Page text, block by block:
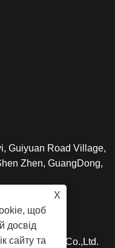
X
щоб
досвід
сайту та
Guiyuan Road Village,
Zhen, GuangDong,
Lex Smart Co.,Ltd.